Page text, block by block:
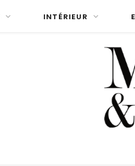
INTÉRIEUR